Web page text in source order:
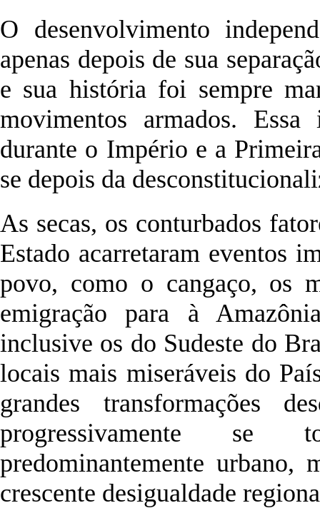
O desenvolvimento
apenas depois de sua
e sua história foi sempre
movimentos armados. Essa
durante o Império e a
se depois da
As secas, os conturbados
Estado acarretaram eventos
povo, como o cangaço, os
emigração para à
inclusive os do Sudeste do
locais mais miseráveis do
grandes transformações
progressivamente se
predominantemente urbano,
crescente desigualdade